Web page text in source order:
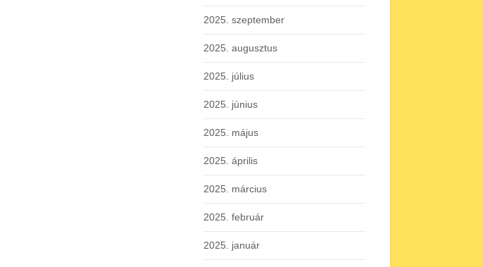
2025. szeptember
2025. augusztus
2025. július
2025. június
2025. május
2025. április
2025. március
2025. február
2025. január